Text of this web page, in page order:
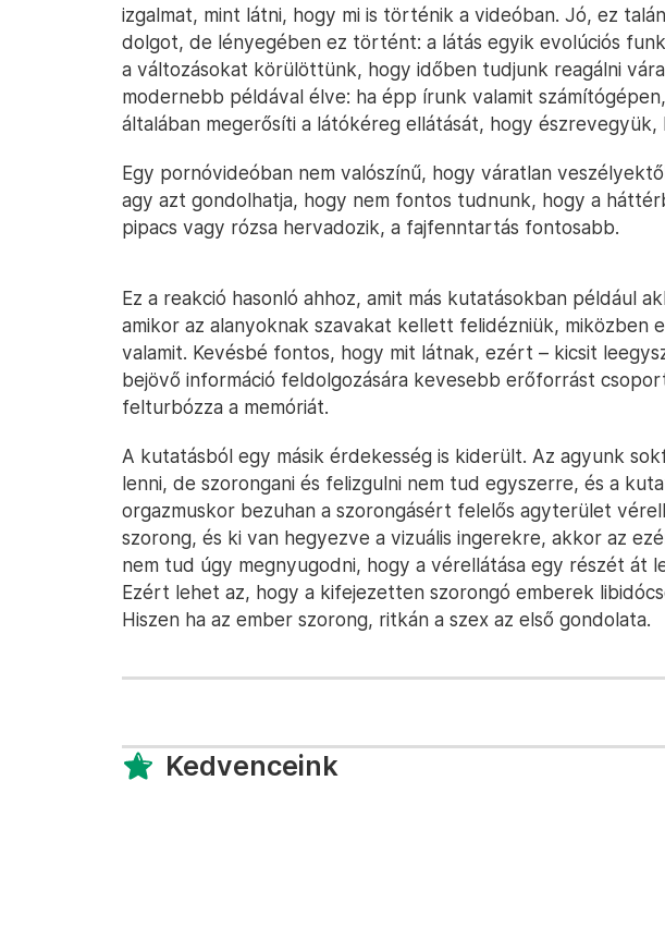
izgalmat, mint látni, hogy mi is történik a videóban. Jó, ez
dolgot, de lényegében ez történt: a látás egyik evolúciós
a változásokat körülöttünk, hogy időben tudjunk reagálni
modernebb példával élve: ha épp írunk valamit
általában megerősíti a látókéreg ellátását, hogy észrevegyük,
Egy pornóvideóban nem valószínű, hogy váratlan
agy azt gondolhatja, hogy nem fontos tudnunk, hogy a
pipacs vagy rózsa hervadozik, a fajfenntartás fontosabb.
Ez a reakció hasonló ahhoz, amit más kutatásokban például
amikor az alanyoknak szavakat kellett felidézniük, miközben
valamit. Kevésbé fontos, hogy mit látnak, ezért – kicsit
bejövő információ feldolgozására kevesebb erőforrást
felturbózza a memóriát.
A kutatásból egy másik érdekesség is kiderült. Az agyunk
lenni, de szorongani és felizgulni nem tud egyszerre, és a
orgazmuskor bezuhan a szorongásért felelős agyterület
szorong, és ki van hegyezve a vizuális ingerekre, akkor az
nem tud úgy megnyugodni, hogy a vérellátása egy részét át
Ezért lehet az, hogy a kifejezetten szorongó emberek
Hiszen ha az ember szorong, ritkán a szex az első gondolata.
Kedvenceink